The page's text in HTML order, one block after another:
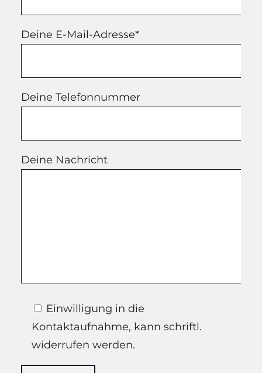
Deine E-Mail-Adresse*
Deine Telefonnummer
Deine Nachricht
Einwilligung in die
Kontaktaufnahme, kann schriftl.
widerrufen werden.